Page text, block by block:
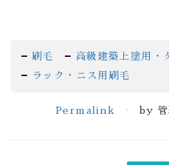
刷毛
高級建築上塗用・
ラック・ニス用刷毛
Permalink by